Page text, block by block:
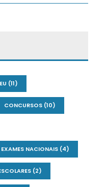
(11)
CONCURSOS (10)
EXAMES NACIONAIS (4)
(2)